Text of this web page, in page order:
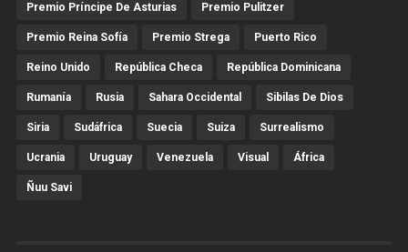
Premio Príncipe De Asturias Premio Pulitzer
Premio Reina Sofía Premio Strega Puerto Rico
Reino Unido República Checa República Dominicana
Rumanía Rusia Sahara Occidental Sibilas De Dios
Siria Sudáfrica Suecia Suiza Surrealismo
Ucrania Uruguay Venezuela Visual África
Ñuu Savi